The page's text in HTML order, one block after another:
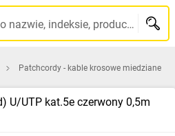
Szukaj po nazwie, indeksie, producencie, kodzie kreskowym...
Patchcordy - kable krosowe miedziane
U/UTP kat.5e czerwony 0,5m